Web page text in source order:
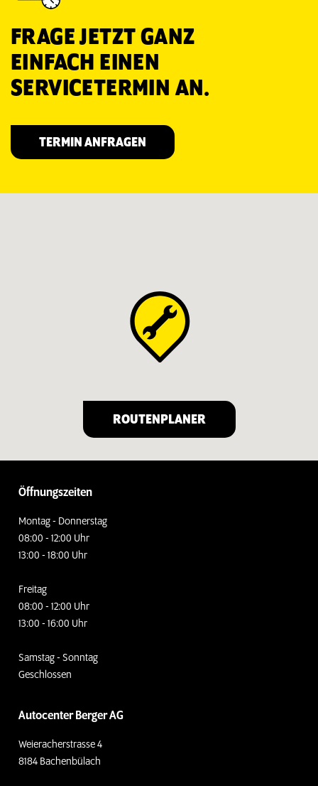
FRAGE JETZT GANZ
EINFACH EINEN
SERVICETERMIN AN.
TERMIN ANFRAGEN
ROUTENPLANER
Öffnungszeiten
Montag - Donnerstag
08:00 - 12:00 Uhr
13:00 - 18:00 Uhr
Freitag
08:00 - 12:00 Uhr
13:00 - 16:00 Uhr
Samstag - Sonntag
Geschlossen
Autocenter Berger AG
Weieracherstrasse 4
8184 Bachenbülach